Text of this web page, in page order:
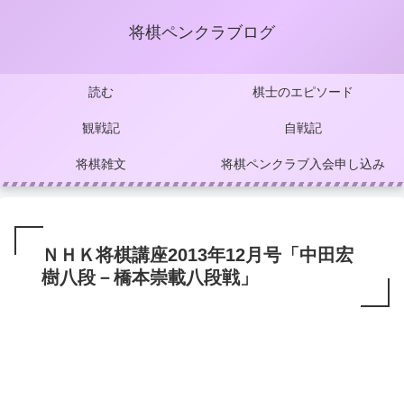
将棋ペンクラブログ
読む 棋士のエピソード
観戦記 自戦記
将棋雑文 将棋ペンクラブ入会申し込み
ＮＨＫ将棋講座2013年12月号「中田宏
樹八段－橋本崇載八段戦」